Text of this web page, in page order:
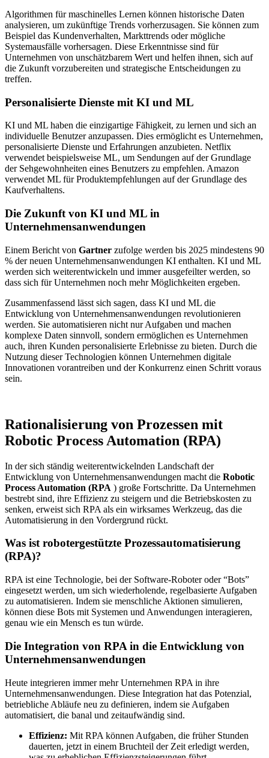
Algorithmen für maschinelles Lernen können historische Daten
analysieren, um zukünftige Trends vorherzusagen. Sie können zum
Beispiel das Kundenverhalten, Markttrends oder mögliche
Systemausfälle vorhersagen. Diese Erkenntnisse sind für
Unternehmen von unschätzbarem Wert und helfen ihnen, sich auf
die Zukunft vorzubereiten und strategische Entscheidungen zu
treffen.
Personalisierte Dienste mit KI und ML
KI und ML haben die einzigartige Fähigkeit, zu lernen und sich an
individuelle Benutzer anzupassen. Dies ermöglicht es Unternehmen,
personalisierte Dienste und Erfahrungen anzubieten. Netflix
verwendet beispielsweise ML, um Sendungen auf der Grundlage
der Sehgewohnheiten eines Benutzers zu empfehlen. Amazon
verwendet ML für Produktempfehlungen auf der Grundlage des
Kaufverhaltens.
Die Zukunft von KI und ML in
Unternehmensanwendungen
Einem Bericht von Gartner zufolge werden bis 2025 mindestens 90
% der neuen Unternehmensanwendungen KI enthalten. KI und ML
werden sich weiterentwickeln und immer ausgefeilter werden, so
dass sich für Unternehmen noch mehr Möglichkeiten ergeben.
Zusammenfassend lässt sich sagen, dass KI und ML die
Entwicklung von Unternehmensanwendungen revolutionieren
werden. Sie automatisieren nicht nur Aufgaben und machen
komplexe Daten sinnvoll, sondern ermöglichen es Unternehmen
auch, ihren Kunden personalisierte Erlebnisse zu bieten. Durch die
Nutzung dieser Technologien können Unternehmen digitale
Innovationen vorantreiben und der Konkurrenz einen Schritt voraus
sein.
Rationalisierung von Prozessen mit
Robotic Process Automation (RPA)
In der sich ständig weiterentwickelnden Landschaft der
Entwicklung von Unternehmensanwendungen macht die Robotic
Process Automation (RPA ) große Fortschritte. Da Unternehmen
bestrebt sind, ihre Effizienz zu steigern und die Betriebskosten zu
senken, erweist sich RPA als ein wirksames Werkzeug, das die
Automatisierung in den Vordergrund rückt.
Was ist robotergestützte Prozessautomatisierung
(RPA)?
RPA ist eine Technologie, bei der Software-Roboter oder “Bots”
eingesetzt werden, um sich wiederholende, regelbasierte Aufgaben
zu automatisieren. Indem sie menschliche Aktionen simulieren,
können diese Bots mit Systemen und Anwendungen interagieren,
genau wie ein Mensch es tun würde.
Die Integration von RPA in die Entwicklung von
Unternehmensanwendungen
Heute integrieren immer mehr Unternehmen RPA in ihre
Unternehmensanwendungen. Diese Integration hat das Potenzial,
betriebliche Abläufe neu zu definieren, indem sie Aufgaben
automatisiert, die banal und zeitaufwändig sind.
Effizienz: Mit RPA können Aufgaben, die früher Stunden
dauerten, jetzt in einem Bruchteil der Zeit erledigt werden,